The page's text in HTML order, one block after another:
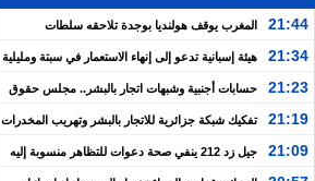
21:44
المغرب يوقف هولنديا بوجدة تلاحقه سلطات
أمستردام
21:34
هيئة إسبانية تدعو إلى إنهاء الاستعمار في سبتة ومليلية
وتعتبر إعادتهما إلى المغرب مسألة وقت
21:23
حسابات أجنبية وشبهات اتجار بالبشر.. مجلس حقوق
الإنسان يكشف خفايا التعبئة للعبور الجماعي نحو سبتة
21:19
تفكيك شبكة جزائرية للاتجار بالبشر وتهريب المخدرات
بين إسبانيا والجزائر
21:09
جيل زد 212 ينفي صحة دعوات للتظاهر منسوبة إليه
ويحذر من منشورات مفبركة